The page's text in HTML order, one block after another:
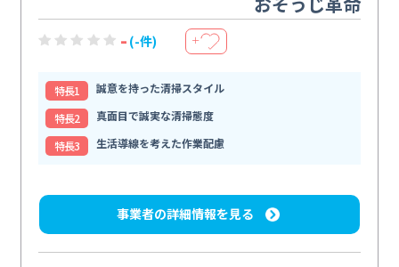
- (-件) ＋
特⻑1
誠意を持った清掃スタイル
特⻑2
真面目で誠実な清掃態度
特⻑3
生活導線を考えた作業配慮
事業者の詳細情報を見る